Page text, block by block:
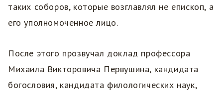
таких соборов, которые возглавлял не епископ, а
его уполномоченное лицо.
После этого прозвучал доклад профессора
Михаила Викторовича Первушина, кандидата
богословия, кандидата филологических наук,